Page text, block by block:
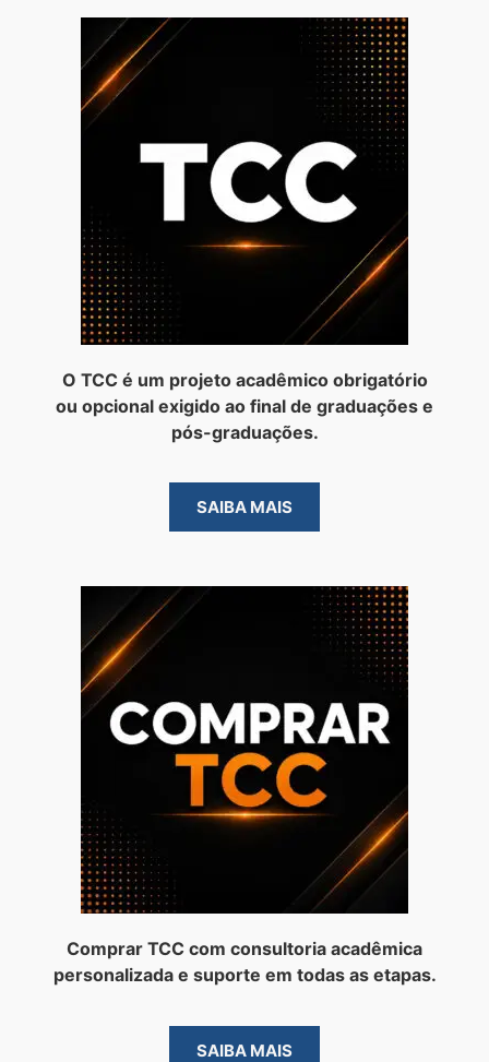
O TCC é um projeto acadêmico obrigatório
ou opcional exigido ao final de graduações e
pós-graduações.
SAIBA MAIS
Comprar TCC com consultoria acadêmica
personalizada e suporte em todas as etapas.
SAIBA MAIS